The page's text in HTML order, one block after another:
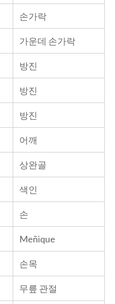
손가락
가운데 손가락
방진
방진
방진
어깨
상완골
색인
손
Meñique
손목
무릎 관절